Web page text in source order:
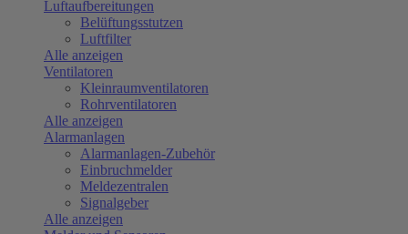
Luftaufbereitungen
Belüftungsstutzen
Luftfilter
Alle anzeigen
Ventilatoren
Kleinraumventilatoren
Rohrventilatoren
Alle anzeigen
Alarmanlagen
Alarmanlagen-Zubehör
Einbruchmelder
Meldezentralen
Signalgeber
Alle anzeigen